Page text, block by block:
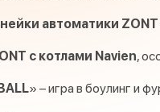
автоматики ZONT
с котлами Navien,
» – игра в боулинг и